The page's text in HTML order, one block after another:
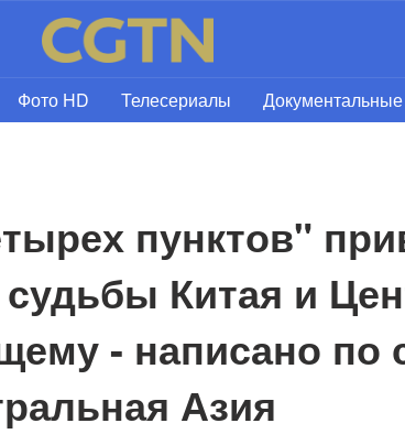
Фото HD Телесериалы
пунктов"
Китая и
- написано по
Азия